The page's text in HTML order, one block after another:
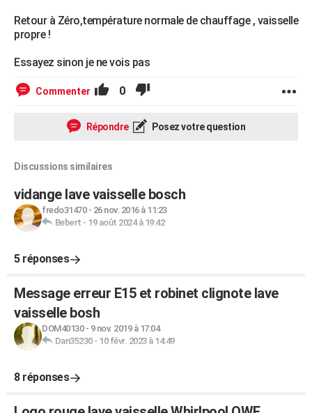
Retour à Zéro,température normale de chauffage , vaisselle
propre !
Essayez sinon je ne vois pas
Commenter 0
Répondre Posez votre question
Discussions similaires
vidange lave vaisselle bosch
fredo31470- 26 nov. 2016 à 11:23
Bebert - 19 août 2024 à 19:42
5 réponses
Message erreur E15 et robinet clignote lave
vaisselle bosh
DOM40130- 9 nov. 2019 à 17:04
Dan35230- 10 févr. 2023 à 14:49
8 réponses